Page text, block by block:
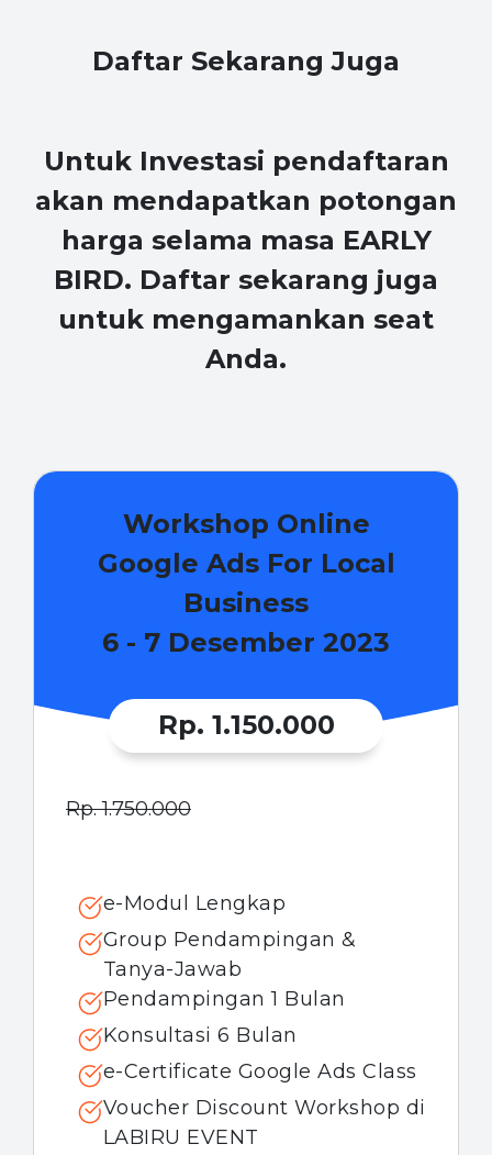
Daftar Sekarang Juga
Untuk Investasi pendaftaran
akan mendapatkan potongan
harga selama masa EARLY
BIRD. Daftar sekarang juga
untuk mengamankan seat
Anda.
Workshop Online
Google Ads For Local
Business
6 - 7 Desember 2023
Rp. 1.150.000
Rp. 1.750.000
e-Modul Lengkap
Group Pendampingan &
Tanya-Jawab
Pendampingan 1 Bulan
Konsultasi 6 Bulan
e-Certificate Google Ads Class
Voucher Discount Workshop di
LABIRU EVENT